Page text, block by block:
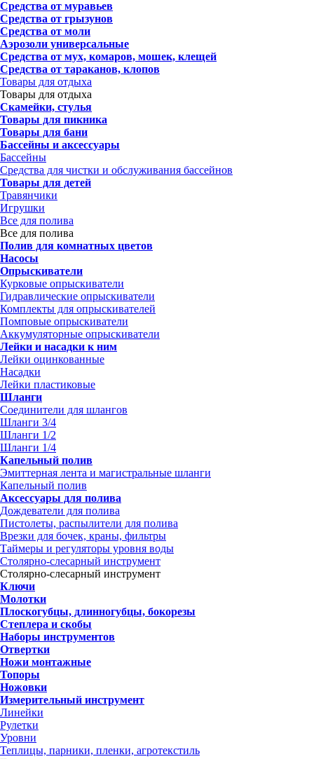
Средства от муравьев
Средства от грызунов
Средства от моли
Аэрозоли универсальные
Средства от мух, комаров, мошек, клещей
Средства от тараканов, клопов
Товары для отдыха
Товары для отдыха
Скамейки, стулья
Товары для пикника
Товары для бани
Бассейны и аксессуары
Бассейны
Средства для чистки и обслуживания бассейнов
Товары для детей
Травянчики
Игрушки
Все для полива
Все для полива
Полив для комнатных цветов
Насосы
Опрыскиватели
Курковые опрыскиватели
Гидравлические опрыскиватели
Комплекты для опрыскивателей
Помповые опрыскиватели
Аккумуляторные опрыскиватели
Лейки и насадки к ним
Лейки оцинкованные
Насадки
Лейки пластиковые
Шланги
Соединители для шлангов
Шланги 3/4
Шланги 1/2
Шланги 1/4
Капельный полив
Эмиттерная лента и магистральные шланги
Капельный полив
Аксессуары для полива
Дождеватели для полива
Пистолеты, распылители для полива
Врезки для бочек, краны, фильтры
Таймеры и регуляторы уровня воды
Столярно-слесарный инструмент
Столярно-слесарный инструмент
Ключи
Молотки
Плоскогубцы, длинногубцы, бокорезы
Степлера и скобы
Наборы инструментов
Отвертки
Ножи монтажные
Топоры
Ножовки
Измерительный инструмент
Линейки
Рулетки
Уровни
Теплицы, парники, пленки, агротекстиль